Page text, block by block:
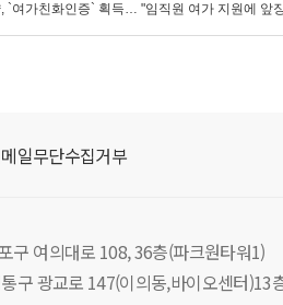
`여가친화인증` 획득… "임직원 여가 지원에 앞
일무단수집거부
구 여의대로 108, 36층(파크원타워1)
구 광교로 147(이의동,바이오센터)13